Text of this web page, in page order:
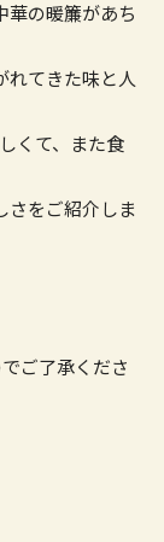
華の暖簾があち
れてきた味と人
くて、また食
さをご紹介しま
ご了承くださ